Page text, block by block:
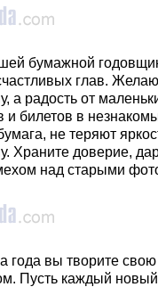
бумажной
глав.
а радость от
билетов в
не теряют
Храните доверие,
над старыми
года вы творите
Пусть каждый